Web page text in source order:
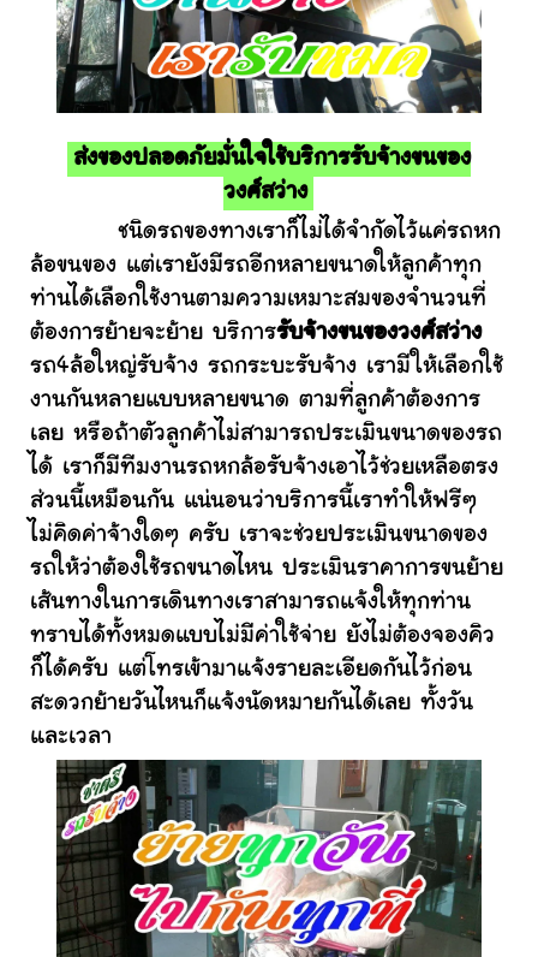
ส่งของปลอดภัยมั่นใจใช้บริการรับจ้างขนของ
วงศ์สว่าง
ชนิดรถของทางเราก็ไม่ได้จำกัดไว้แค่รถหก
ล้อขนของ แต่เรายังมีรถอีกหลายขนาดให้ลูกค้าทุก
ท่านได้เลือกใช้งานตามความเหมาะสมของจำนวนที่
ต้องการย้ายจะย้าย บริการรับจ้างขนของวงศ์สว่าง
รถ4ล้อใหญ่รับจ้าง รถกระบะรับจ้าง เรามีให้เลือกใช้
งานกันหลายแบบหลายขนาด ตามที่ลูกค้าต้องการ
เลย หรือถ้าตัวลูกค้าไม่สามารถประเมินขนาดของรถ
ได้ เราก็มีทีมงานรถหกล้อรับจ้างเอาไว้ช่วยเหลือตรง
ส่วนนี้เหมือนกัน แน่นอนว่าบริการนี้เราทำให้ฟรีๆ
ไม่คิดค่าจ้างใดๆ ครับ เราจะช่วยประเมินขนาดของ
รถให้ว่าต้องใช้รถขนาดไหน ประเมินราคาการขนย้าย
เส้นทางในการเดินทางเราสามารถแจ้งให้ทุกท่าน
ทราบได้ทั้งหมดแบบไม่มีค่าใช้จ่าย ยังไม่ต้องจองคิว
ก็ได้ครับ แต่โทรเข้ามาแจ้งรายละเอียดกันไว้ก่อน
สะดวกย้ายวันไหนก็แจ้งนัดหมายกันได้เลย ทั้งวัน
และเวลา